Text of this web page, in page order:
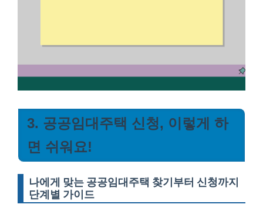
3. 공공임대주택 신청, 이렇게 하
면 쉬워요!
나에게 맞는 공공임대주택 찾기부터 신청까지
단계별 가이드